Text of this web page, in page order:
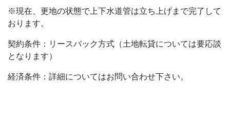
※現在、更地の状態で上下水道管は立ち上げまで完了して
おります。
契約条件：リースバック方式（土地転貸については要応談
となります）
経済条件：詳細についてはお問い合わせ下さい。